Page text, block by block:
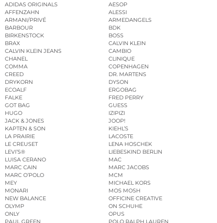
ADIDAS ORIGINALS
AESOP
AFFENZAHN
ALESSI
ARMANI/PRIVÉ
ARMEDANGELS
BARBOUR
BDK
BIRKENSTOCK
BOSS
BRAX
CALVIN KLEIN
CALVIN KLEIN JEANS
CAMBIO
CHANEL
CLINIQUE
COMMA
COPENHAGEN
CREED
DR. MARTENS
DRYKORN
DYSON
ECOALF
ERGOBAG
FALKE
FRED PERRY
GOT BAG
GUESS
HUGO
IZIPIZI
JACK & JONES
JOOP!
KAPTEN & SON
KIEHL’S
LA PRAIRIE
LACOSTE
LE CREUSET
LENA HOSCHEK
LEVI’S®
LIEBESKIND BERLIN
LUISA CERANO
MAC
MARC CAIN
MARC JACOBS
MARC O’POLO
MCM
MEY
MICHAEL KORS
MONARI
MOS MOSH
NEW BALANCE
OFFICINE CREATIVE
OLYMP
ON SCHUHE
ONLY
OPUS
PAUL GREEN
POLO RALPH LAUREN